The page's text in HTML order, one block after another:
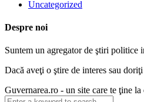
Uncategorized
Despre noi
Suntem un agregator de ştiri politice
Dacă aveţi o ştire de interes sau
Guvernarea.ro - un site care te ţine